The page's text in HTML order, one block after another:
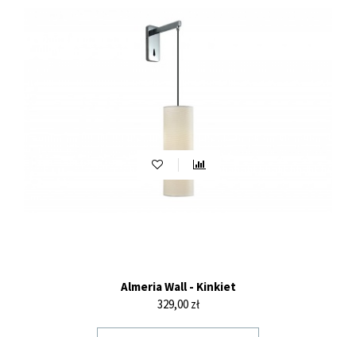
Almeria Wall - Kinkiet
Cena
329,00 zł